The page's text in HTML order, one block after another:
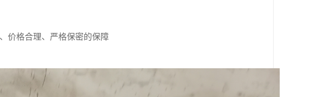
价格合理、严格保密的保障